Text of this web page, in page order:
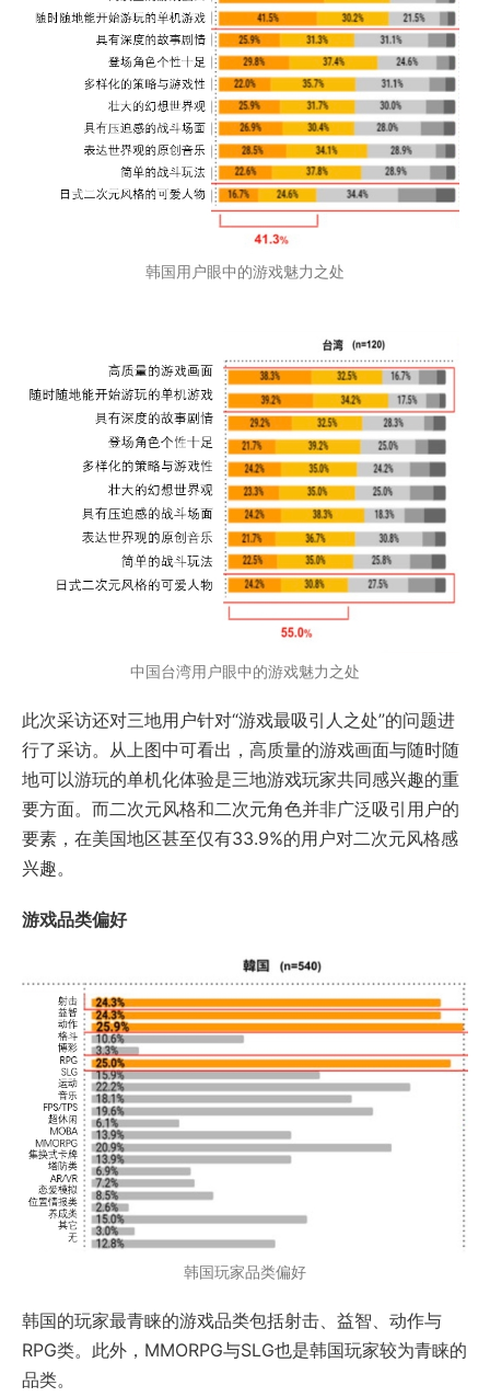
韩国用户眼中的游戏魅力之处
中国台湾用户眼中的游戏魅力之处
此次采访还对三地用户针对“游戏最吸引人之处”的问题进
行了采访。从上图中可看出，高质量的游戏画面与随时随
地可以游玩的单机化体验是三地游戏玩家共同感兴趣的重
要方面。而二次元风格和二次元角色并非广泛吸引用户的
要素，在美国地区甚至仅有33.9%的用户对二次元风格感
兴趣。
游戏品类偏好
韩国玩家品类偏好
韩国的玩家最青睐的游戏品类包括射击、益智、动作与
RPG类。此外，MMORPG与SLG也是韩国玩家较为青睐的
品类。